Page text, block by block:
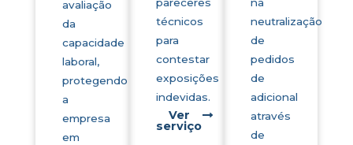
avaliação
da
capacidade
laboral,
protegendo
a
empresa
em
técnicos
para
contestar
exposições
indevidas.
Ver
serviço
neutralização
de
pedidos
de
adicional
através
de